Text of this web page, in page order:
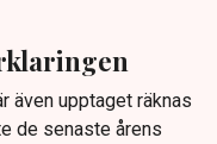
även upptaget räknas
de senaste årens